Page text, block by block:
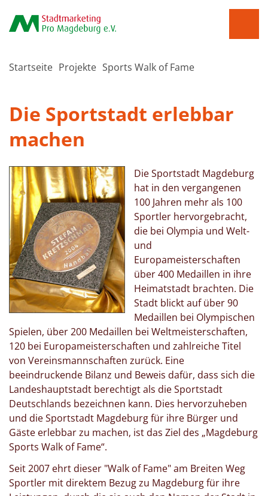
Startseite Projekte Sports Walk of Fame
Die Sportstadt erlebbar
machen
Die Sportstadt Magdeburg
hat in den vergangenen
100 Jahren mehr als 100
Sportler hervorgebracht,
die bei Olympia und Welt-
und
Europameisterschaften
über 400 Medaillen in ihre
Heimatstadt brachten. Die
Stadt blickt auf über 90
Medaillen bei Olympischen
Spielen, über 200 Medaillen bei Weltmeisterschaften,
120 bei Europameisterschaften und zahlreiche Titel
von Vereinsmannschaften zurück. Eine
beeindruckende Bilanz und Beweis dafür, dass sich die
Landeshauptstadt berechtigt als die Sportstadt
Deutschlands bezeichnen kann. Dies hervorzuheben
und die Sportstadt Magdeburg für ihre Bürger und
Gäste erlebbar zu machen, ist das Ziel des „Magdeburg
Sports Walk of Fame“.
Seit 2007 ehrt dieser "Walk of Fame" am Breiten Weg
Sportler mit direktem Bezug zu Magdeburg für ihre